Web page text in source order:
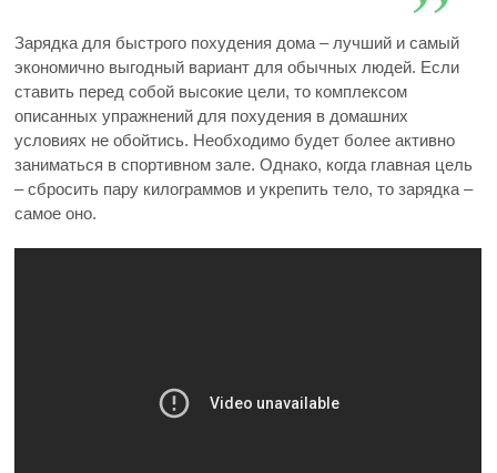
Зарядка для быстрого похудения дома – лучший и самый
экономично выгодный вариант для обычных людей. Если
ставить перед собой высокие цели, то комплексом
описанных упражнений для похудения в домашних
условиях не обойтись. Необходимо будет более активно
заниматься в спортивном зале. Однако, когда главная цель
– сбросить пару килограммов и укрепить тело, то зарядка –
самое оно.